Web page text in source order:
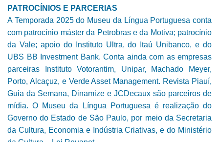
PATROCÍNIOS E PARCERIAS
A Temporada 2025 do Museu da Língua Portuguesa conta
com patrocínio máster da Petrobras e da Motiva; patrocínio
da Vale; apoio do Instituto Ultra, do Itaú Unibanco, e do
UBS BB Investment Bank. Conta ainda com as empresas
parceiras Instituto Votorantim, Unipar, Machado Meyer,
Porto, Alcaçuz, e Verde Asset Management. Revista Piauí,
Guia da Semana, Dinamize e JCDecaux são parceiros de
mídia. O Museu da Língua Portuguesa é realização do
Governo do Estado de São Paulo, por meio da Secretaria
da Cultura, Economia e Indústria Criativas, e do Ministério